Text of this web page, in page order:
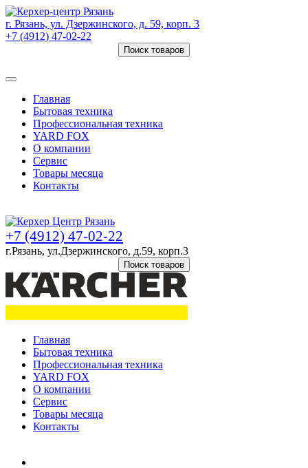
г. Рязань, ул. Дзержинского, д. 59, корп. 3
+7 (4912) 47-02-22
Поиск товаров
Главная
Бытовая техника
Профессиональная техника
YARD FOX
О компании
Сервис
Товары месяца
Контакты
+7 (4912) 47-02-22
г.Рязань, ул.Дзержинского, д.59, корп.3
Поиск товаров
Главная
Бытовая техника
Профессиональная техника
YARD FOX
О компании
Сервис
Товары месяца
Контакты